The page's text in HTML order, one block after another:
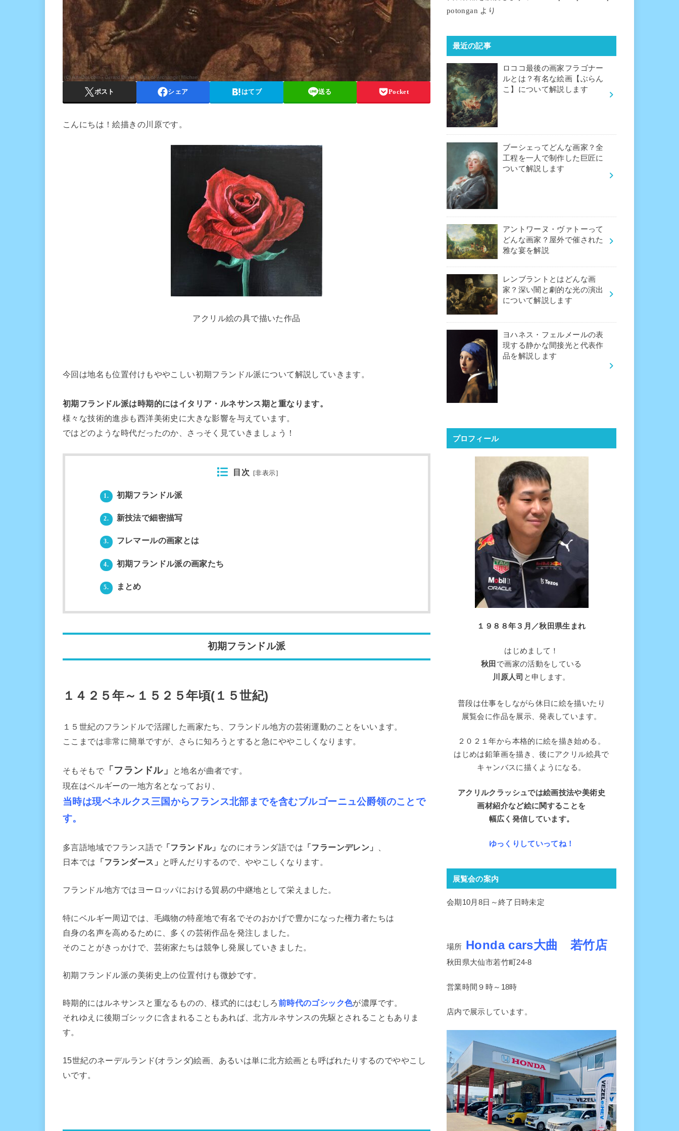
ポスト シェア はてブ 送る Pocket
こんにちは！絵描きの川原です。
アクリル絵の具で描いた作品
今回は地名も位置付けもややこしい初期フランドル派について解説していきます。
初期フランドル派は時期的にはイタリア・ルネサンス期と重なります。
様々な技術的進歩も西洋美術史に大きな影響を与えています。
ではどのような時代だったのか、さっそく見ていきましょう！
目次 [非表示]
1. 初期フランドル派
2. 新技法で細密描写
3. フレマールの画家とは
4. 初期フランドル派の画家たち
5. まとめ
初期フランドル派
１４２５年～１５２５年頃(１５世紀)
１５世紀のフランドルで活躍した画家たち、フランドル地方の芸術運動のことをいいます。
ここまでは非常に簡単ですが、さらに知ろうとすると急にややこしくなります。
そもそもで 「フランドル」
と地名が曲者です。
現在はベルギーの一地方名となっており、
当時は現ベネルクス三国からフランス北部までを含むブルゴーニュ公爵領のことで
す。
多言語地域でフランス語で「フランドル」 なのにオランダ語では 「フラーンデレン」
日本では 「フランダース」 と呼んだりするので、ややこしくなります。
フランドル地方ではヨーロッパにおける貿易の中継地として栄えました。
特にベルギー周辺では、毛織物の特産地で有名でそのおかげで豊かになった権力者たちは
自身の名声を高めるために、多くの芸術作品を発注しました。
そのことがきっかけで、芸術家たちは競争し発展していきました。
初期フランドル派の美術史上の位置付けも微妙です。
時期的にはルネサンスと重なるものの、様式的にはむしろ前時代のゴシック色が濃厚です。
それゆえに後期ゴシックに含まれることもあれば、北方ルネサンスの先駆とされることもありま
す。
15世紀のネーデルランド(オランダ)絵画、あるいは単に北方絵画とも呼ばれたりするのでややこし
いです。
potongan より
最近の記事
ロココ最後の画家フラゴナー
ルとは？有名な絵画【ぶらん
こ】について解説します
ブーシェってどんな画家？全
工程を一人で制作した巨匠に
ついて解説します
アントワーヌ・ヴァトーって
どんな画家？屋外で催された
雅な宴を解説
レンブラントとはどんな画
家？深い闇と劇的な光の演出
について解説します
ヨハネス・フェルメールの表
現する静かな間接光と代表作
品を解説します
プロフィール
１９８８年３月／秋田県生まれ
はじめまして！
秋田 で画家の活動をしている
川原人司 と申します。
普段は仕事をしながら休日に絵を描いたり
展覧会に作品を展示、発表しています。
２０２１年から本格的に絵を描き始める。
はじめは鉛筆画を描き、後にアクリル絵具で
キャンバスに描くようになる。
アクリルクラッシュでは絵画技法や美術史
画材紹介など絵に関することを
幅広く 発信しています。
ゆっくりしていってね！
展覧会の案内
会期10月8日～終了日時未定
場所 Honda cars大曲 若竹店
秋田県大仙市若竹町24-8
営業時間９時～18時
店内で展示しています。